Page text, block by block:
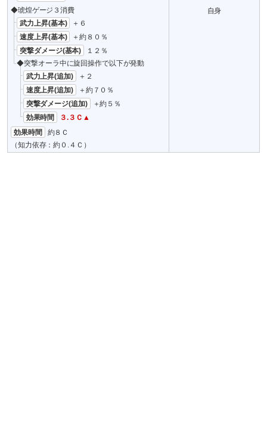
◆琥煌ゲージ３消費
武力上昇(基本)
＋６
速度上昇(基本)
＋約８０％
突撃ダメージ(基本)
１２％
◆突撃オーラ中に旋回操作で以下が発動
武力上昇(追加)
＋２
速度上昇(追加)
＋約７０％
突撃ダメージ(追加)
＋約５％
効果時間
３.３Ｃ▲
効果時間
約８Ｃ
（知力依存：約０.４Ｃ）
自身